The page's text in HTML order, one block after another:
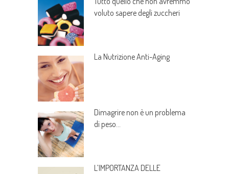
voluto sapere degli zuccheri
La Nutrizione Anti-Aging
Dimagrire non è un problema
di peso…
L’IMPORTANZA DELLE